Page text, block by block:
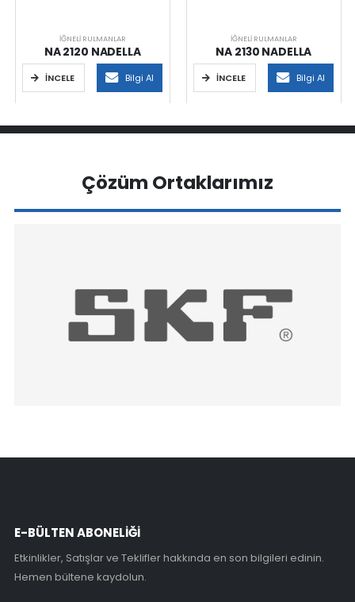
İĞNELI RULMANLAR
NA 2120 NADELLA
İNCELE Bilgi Al
İĞNELI RULMANLAR
NA 2130 NADELLA
İNCELE Bilgi Al
Çözüm Ortaklarımız
E-BÜLTEN ABONELİĞİ
Etkinlikler, Satışlar ve Teklifler hakkında en son bilgileri edinin.
Hemen bültene kaydolun.